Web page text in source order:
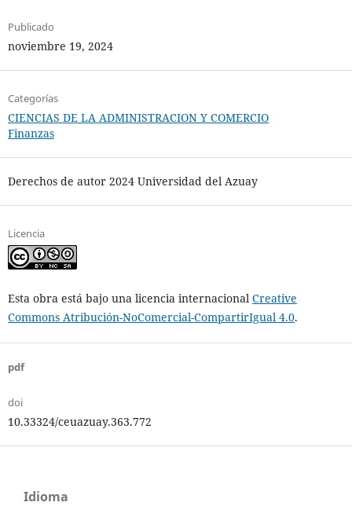
Publicado
noviembre 19, 2024
Categorías
CIENCIAS DE LA ADMINISTRACION Y COMERCIO
Finanzas
Derechos de autor 2024 Universidad del Azuay
Licencia
Esta obra está bajo una licencia internacional Creative
Commons Atribución-NoComercial-CompartirIgual 4.0.
pdf
doi
10.33324/ceuazuay.363.772
Idioma